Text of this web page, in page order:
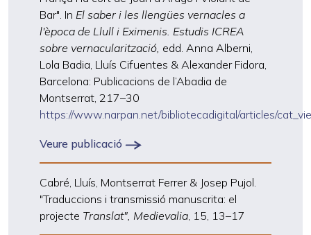
Bar". In El saber i les llengües vernacles a
l'època de Llull i Eximenis. Estudis ICREA
sobre vernacularització, edd. Anna Alberni,
Lola Badia, Lluís Cifuentes & Alexander Fidora,
Barcelona: Publicacions de l’Abadia de
Montserrat, 217–30
https://www.narpan.net/bibliotecadigital/articles/
Veure publicació
Cabré, Lluís, Montserrat Ferrer & Josep Pujol.
"Traduccions i transmissió manuscrita: el
projecte Translat", Medievalia, 15, 13–17